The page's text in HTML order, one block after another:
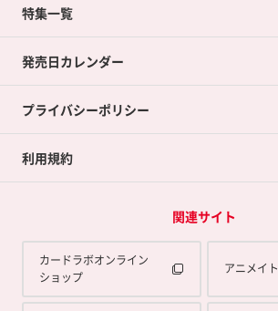
ネット買取について
買取承諾書について
ポイントカードTOP
ポイント交換景品
特集一覧
発売日カレンダー
プライバシーポリシー
利用規約
関連サイト
カードラボオンライン
ショップ
アニメイト